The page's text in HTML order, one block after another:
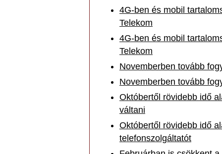
4G-ben és mobil
Telekom
4G-ben és mobil
Telekom
Novemberben tovább
Novemberben tovább
Októbertől rövidebb idő
váltani
Októbertől rövidebb idő
telefonszolgáltatót